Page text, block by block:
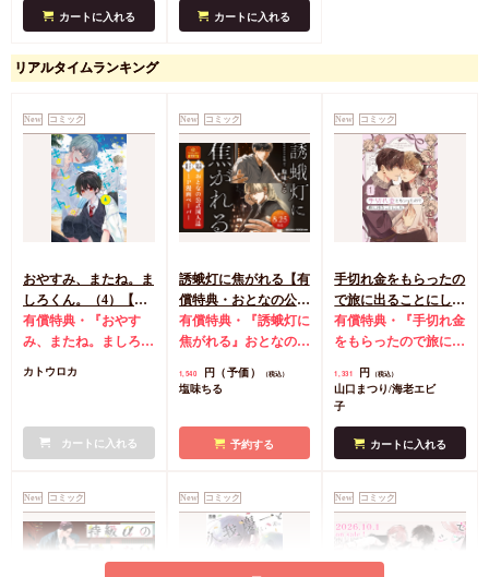
カートに入れる カートに入れる
リアルタイムランキング
New コミック
おやすみ、またね。ま
しろくん。（4）【有
償特典・おとなの公式
同人誌】【8/7締切！
選)】
有償特典・『おやす
み、またね。ましろく
公式同人誌
店舗共通特典ペーパー
初版限定カメラロール
カトウロカ
カートに入れる
New コミック
誘蛾灯に焦がれる【有
償特典・おとなの公式
同人誌】
有償特典・『誘蛾灯に
焦がれる』おとなの公
典漫画ペーパー
1,540 円（予価） （税込）
塩味ちる
予約する
New コミック
手切れ金をもらったの
で旅に出ることにした
（1）【有償特典・漫
画＆SS小冊子】
有償特典・『手切れ金
をもらったので旅に出
漫画＆SS12P小冊子
ミコミ特典漫画＆SS
リーフレット 店舗共
通特典マンガカード
1,331 円 （税込）
山口まつり/海老エビ
子
カートに入れる
New コミック New コミック New コミック